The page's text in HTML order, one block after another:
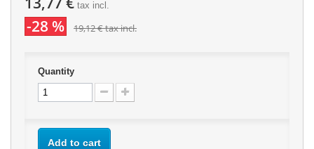
tax incl.
-28 % 19,12 €tax incl.
Quantity
Add to cart